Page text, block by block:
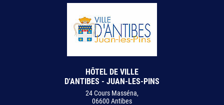
HÔTEL DE VILLE
D'ANTIBES - JUAN-LES-PINS
24 Cours Masséna,
06600 Antibes